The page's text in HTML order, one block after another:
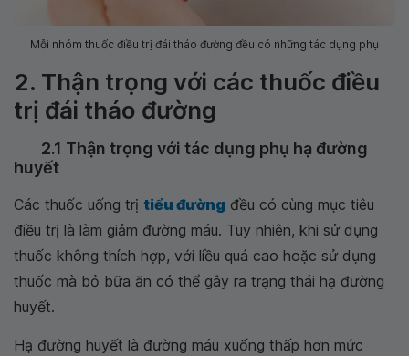
Mỗi nhóm thuốc điều trị đái tháo đường đều có những tác dụng phụ
2. Thận trọng với các thuốc điều
trị đái tháo đường
2.1 Thận trọng với tác dụng phụ hạ đường
huyết
Các thuốc uống trị tiểu đường đều có cùng mục tiêu
điều trị là làm giảm đường máu. Tuy nhiên, khi sử dụng
thuốc không thích hợp, với liều quá cao hoặc sử dụng
thuốc mà bỏ bữa ăn có thể gây ra trạng thái hạ đường
huyết.
Hạ đường huyết là đường máu xuống thấp hơn mức